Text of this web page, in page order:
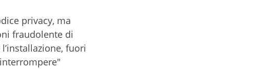
privacy, ma
fraudolente di
fuori